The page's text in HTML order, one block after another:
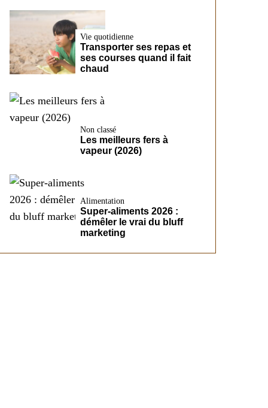
Vie quotidienne
Transporter ses repas et
ses courses quand il fait
chaud
Non classé
Les meilleurs fers à
vapeur (2026)
Alimentation
Super-aliments 2026 :
démêler le vrai du bluff
marketing